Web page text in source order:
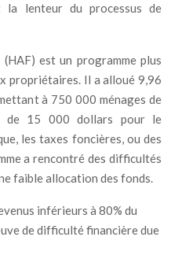
la lenteur du processus de
est un programme plus
propriétaires. Il a alloué 9,96
à 750 000 ménages de
de 15 000 dollars pour le
les taxes foncières, ou des
a rencontré des difficultés
faible allocation des fonds.
inférieurs à 80% du
de difficulté financière due